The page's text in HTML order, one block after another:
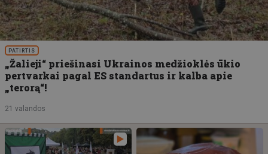
PATIRTIS
„Žalieji“ priešinasi Ukrainos medžioklės ūkio
pertvarkai pagal ES standartus ir kalba apie
„terorą“!
21 valandos